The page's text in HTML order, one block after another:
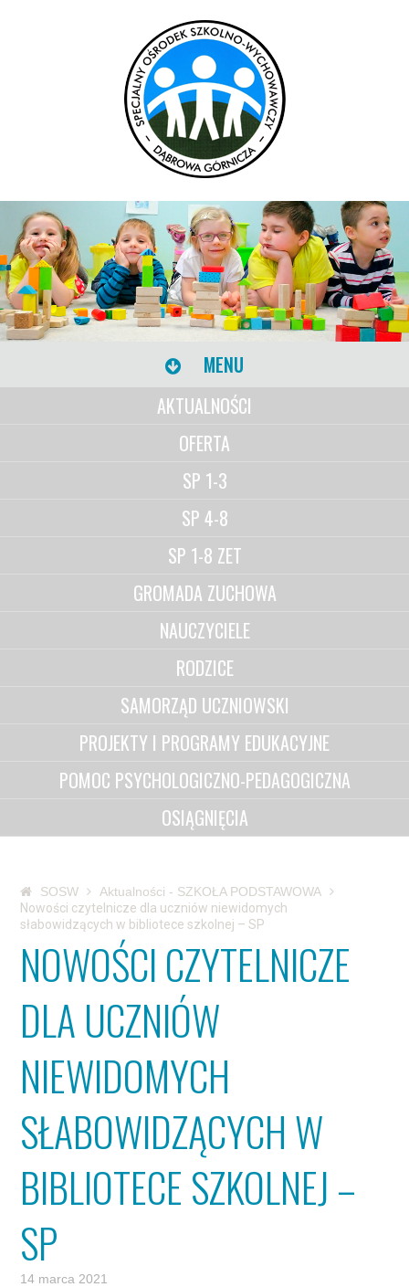
MENU
AKTUALNOŚCI
OFERTA
SP 1-3
SP 4-8
SP 1-8 ZET
GROMADA ZUCHOWA
NAUCZYCIELE
RODZICE
SAMORZĄD UCZNIOWSKI
PROJEKTY I PROGRAMY EDUKACYJNE
POMOC PSYCHOLOGICZNO-PEDAGOGICZNA
OSIĄGNIĘCIA
SOSW
Aktualności - SZKOŁA PODSTAWOWA
Nowości czytelnicze dla uczniów niewidomych
słabowidzących w bibliotece szkolnej – SP
NOWOŚCI CZYTELNICZE
DLA UCZNIÓW
NIEWIDOMYCH
SŁABOWIDZĄCYCH W
BIBLIOTECE SZKOLNEJ –
SP
14 marca 2021